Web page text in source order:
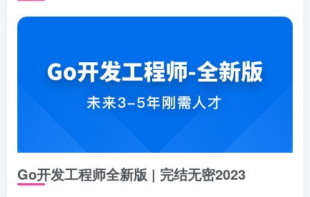
Go开发工程师全新版 | 完结无密2023